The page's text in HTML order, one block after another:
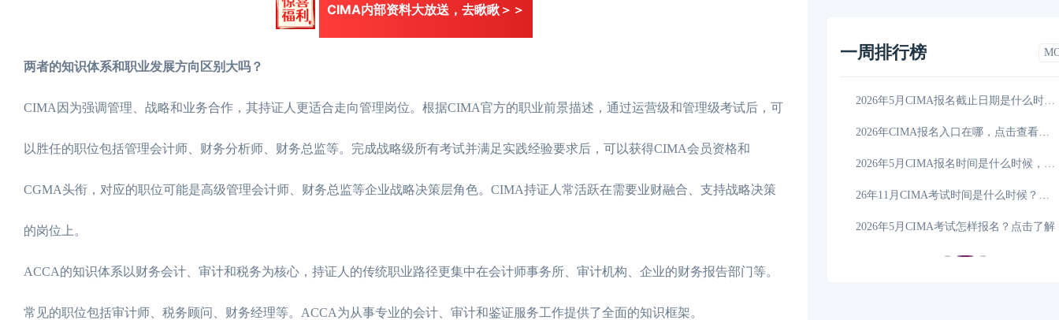
CIMA内部资料大放送，去瞅瞅＞＞
两者的知识体系和职业发展方向区别大吗？
CIMA因为强调管理、战略和业务合作，其持证人更适合走向管理岗位。根据CIMA官方的职业前景描述，通过运营级和管理级考试后，可
以胜任的职位包括管理会计师、财务分析师、财务总监等。完成战略级所有考试并满足实践经验要求后，可以获得CIMA会员资格和
CGMA头衔，对应的职位可能是高级管理会计师、财务总监等企业战略决策层角色。CIMA持证人常活跃在需要业财融合、支持战略决策
的岗位上。
ACCA的知识体系以财务会计、审计和税务为核心，持证人的传统职业路径更集中在会计师事务所、审计机构、企业的财务报告部门等。
常见的职位包括审计师、税务顾问、财务经理等。ACCA为从事专业的会计、审计和鉴证服务工作提供了全面的知识框架。
一周排行榜
「干货」CIMA哪个老师讲得好?老师
26年CIMA与ACCA有何区别？一文解答
2026年5月CIMA考试怎样报名？点击了解